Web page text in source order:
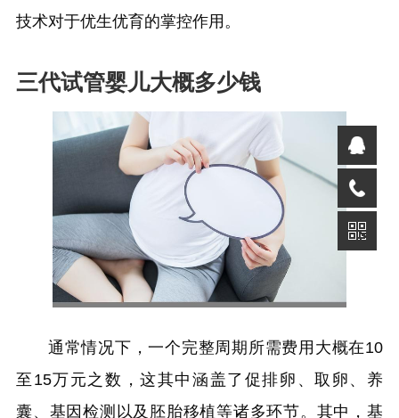
技术对于优生优育的掌控作用。
三代试管婴儿大概多少钱
通常情况下，一个完整周期所需费用大概在10
至15万元之数，这其中涵盖了促排卵、取卵、养
囊、基因检测以及胚胎移植等诸多环节。其中，基